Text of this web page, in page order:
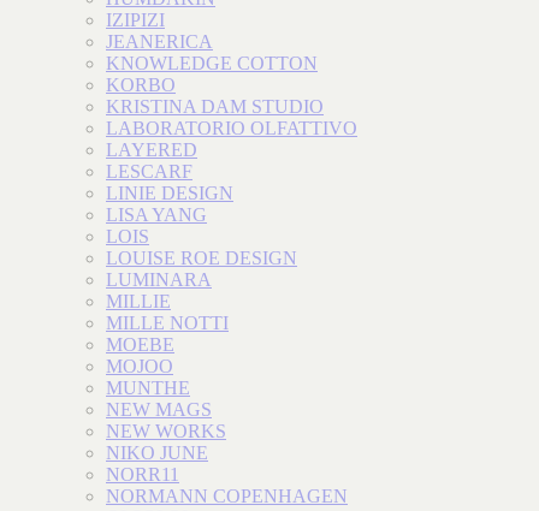
IZIPIZI
JEANERICA
KNOWLEDGE COTTON
KORBO
KRISTINA DAM STUDIO
LABORATORIO OLFATTIVO
LAYERED
LESCARF
LINIE DESIGN
LISA YANG
LOIS
LOUISE ROE DESIGN
LUMINARA
MILLIE
MILLE NOTTI
MOEBE
MOJOO
MUNTHE
NEW MAGS
NEW WORKS
NIKO JUNE
NORR11
NORMANN COPENHAGEN